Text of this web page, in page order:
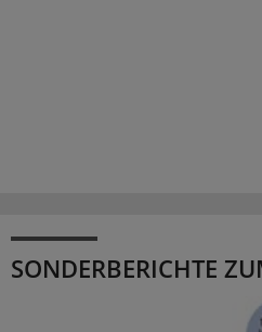
SONDERBERICHTE